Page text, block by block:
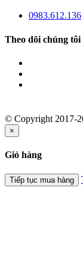
0983.612.136
Theo dõi chúng tôi
© Copyright 2017-
×
Giỏ hàng
Tiếp tục mua hàng